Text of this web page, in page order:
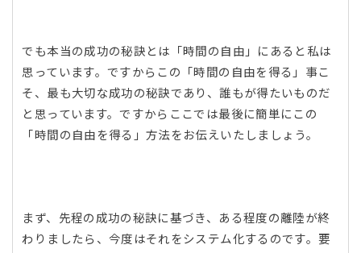
でも本当の成功の秘訣とは「時間の自由」にあると私は
思っています。ですからこの「時間の自由を得る」事こ
そ、最も大切な成功の秘訣であり、誰もが得たいものだ
と思っています。ですからここでは最後に簡単にこの
「時間の自由を得る」方法をお伝えいたしましょう。
まず、先程の成功の秘訣に基づき、ある程度の離陸が終
わりましたら、今度はそれをシステム化するのです。要